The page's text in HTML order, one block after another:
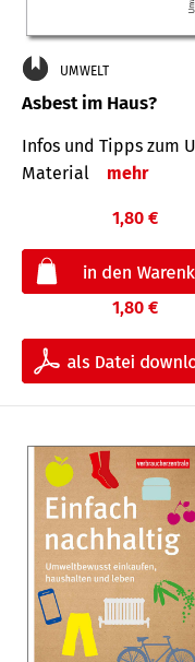
UMWELT
Asbest im Haus?
Infos und Tipps zum
Mate­rial
mehr
1,80 €
1,80 €